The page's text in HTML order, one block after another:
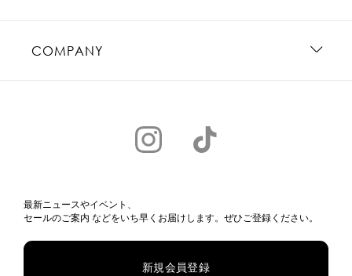
COMPANY
最新ニュースやイベント、
セールのご案内 などをいち早くお届けします。ぜひご登録ください。
新規会員登録